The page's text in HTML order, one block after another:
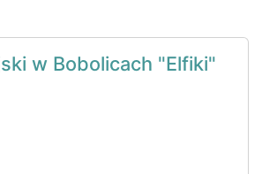
w Bobolicach "Elfiki"